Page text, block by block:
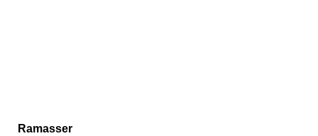
Ramasser